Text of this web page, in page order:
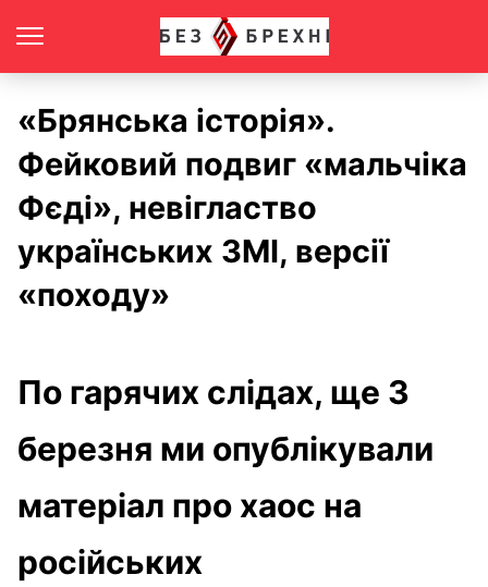
«Брянська історія».
Фейковий подвиг «мальчіка
Фєді», невігластво
українських ЗМІ, версії
«походу»
По гарячих слідах, ще 3
березня ми опублікували
матеріал про хаос на
російських